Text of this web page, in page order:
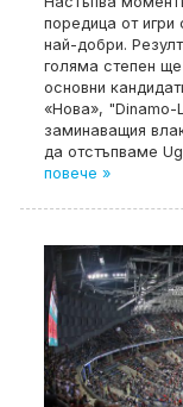
поредица от
най-добри.
голяма степен
основни
«Нова»,
заминаващия
да отстъпваме
повече »